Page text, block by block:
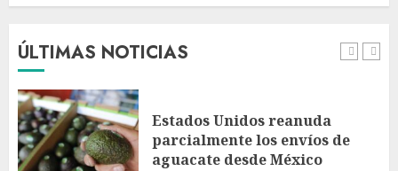
ÚLTIMAS NOTICIAS
1 AGOSTO 8, 2026
Estados Unidos reanuda
parcialmente los envíos de
aguacate desde México